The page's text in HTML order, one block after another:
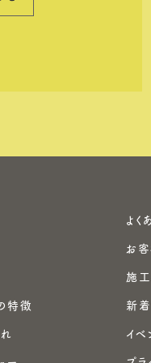
特徴
よく
お
施
新
イベ